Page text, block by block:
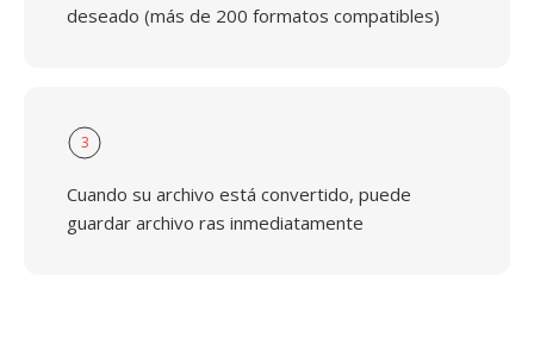
deseado (más de 200 formatos compatibles)
3
Cuando su archivo está convertido, puede
guardar archivo ras inmediatamente